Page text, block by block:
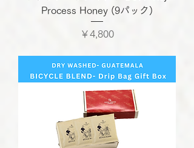
Process Honey (9パック)
価格
￥4,800